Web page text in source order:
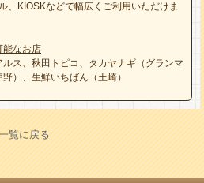
、KIOSKなどで幅広くご利用いただけま
能なお店
ス、秋田トピコ、タカヤナギ（グランマ
）、生鮮いちばん（土崎）
覧に戻る